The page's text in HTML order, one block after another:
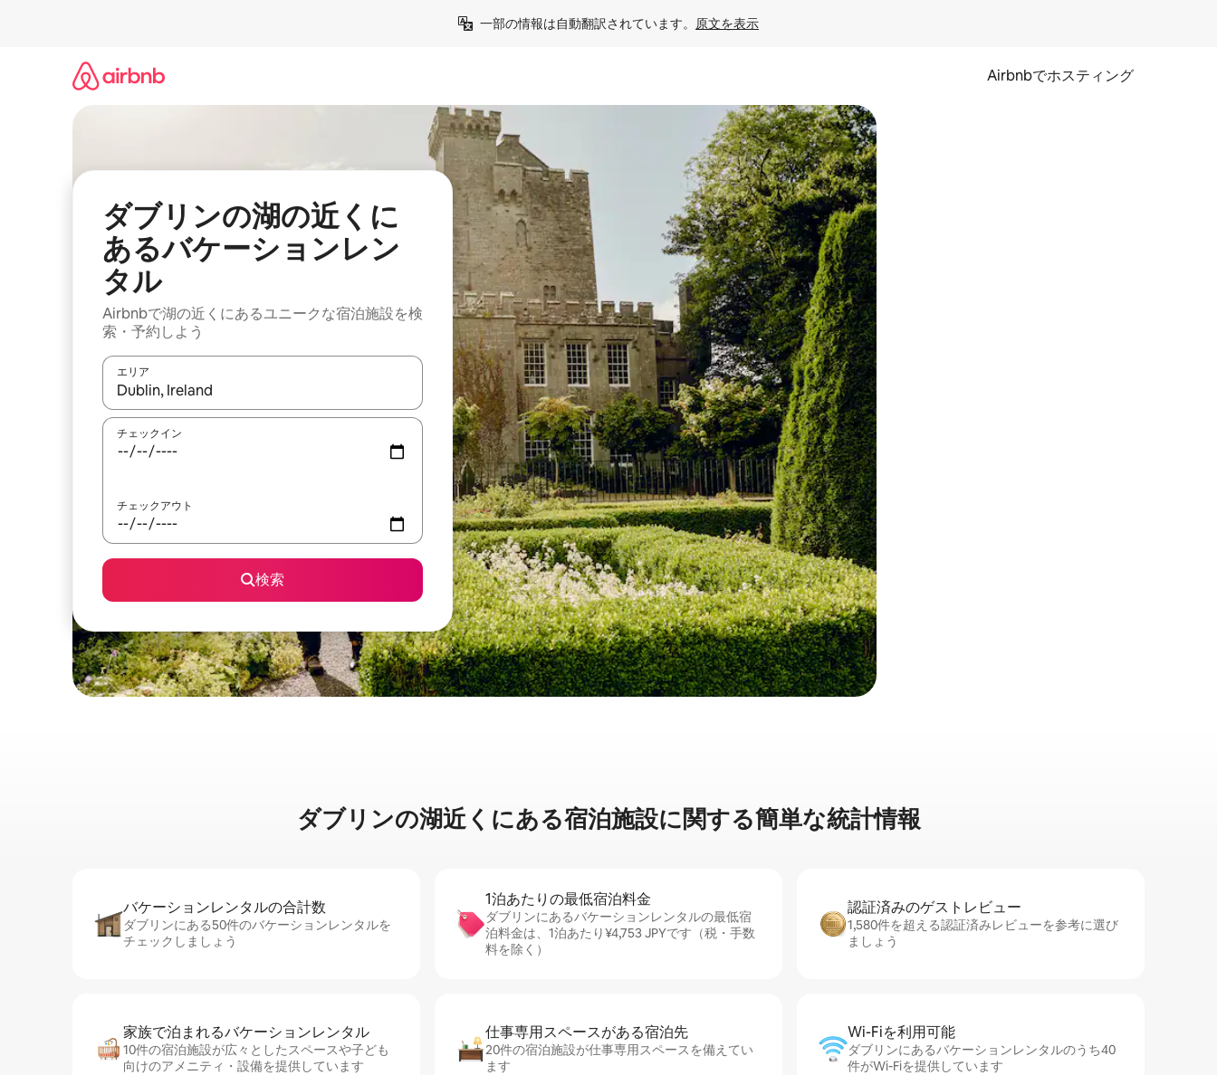
一部の情報は自動翻訳されています。 原文を表示
Airbnbでホスティング
ダブリンの湖の近くに
あるバケーションレン
タル
Airbnbで湖の近くにあるユニークな宿泊施設を検
索・予約しよう
エリア
検索結果が表示されたら、上下の矢印キーを使って移動するか、画面をタッチまたはスワイプして検索結果を確認することができます。
チェックイン
チェックアウト
検索
ダブリンの湖⁠近⁠く⁠にあ⁠る宿⁠泊⁠施⁠設⁠に関⁠す⁠る簡⁠単⁠な統⁠計⁠情⁠報
バケーションレ⁠ン⁠タ⁠ル⁠の合⁠計⁠数
ダブリンにある50件のバケーションレンタルを
チェックしましょう
1泊あたりの最⁠低⁠宿⁠泊⁠料⁠金
ダブリンにあるバケーションレンタルの最低宿
泊料金は、1泊あたり¥4,753 JPYです（税・手数
料を除く）
認証済みのゲ⁠ス⁠ト⁠レ⁠ビ⁠ュ⁠ー
1,580件を超える認証済みレビューを参考に選び
ましょう
家族で泊まれるバ⁠ケ⁠ー⁠シ⁠ョ⁠ンレ⁠ン⁠タ⁠ル
10件の宿泊施設が広々としたスペースや子ども
向けのアメニティ・設備を提供しています
仕事専用ス⁠ペ⁠ー⁠スがあ⁠る宿⁠泊⁠先
20件の宿泊施設が仕事専用スペースを備えてい
ます
Wi-Fiを利⁠用⁠可⁠能
ダブリンにあるバケーションレンタルのうち40
件がWi-Fiを提供しています